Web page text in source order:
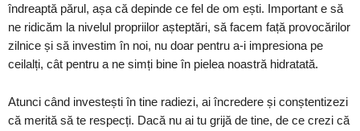
îndreaptă părul, așa că depinde ce fel de om ești. Important e să
ne ridicăm la nivelul propriilor așteptări, să facem față provocărilor
zilnice și să investim în noi, nu doar pentru a-i impresiona pe
ceilalți, cât pentru a ne simți bine în pielea noastră hidratată.
Atunci când investești în tine radiezi, ai încredere și conștentizezi
că merită să te respecți. Dacă nu ai tu grijă de tine, de ce crezi că